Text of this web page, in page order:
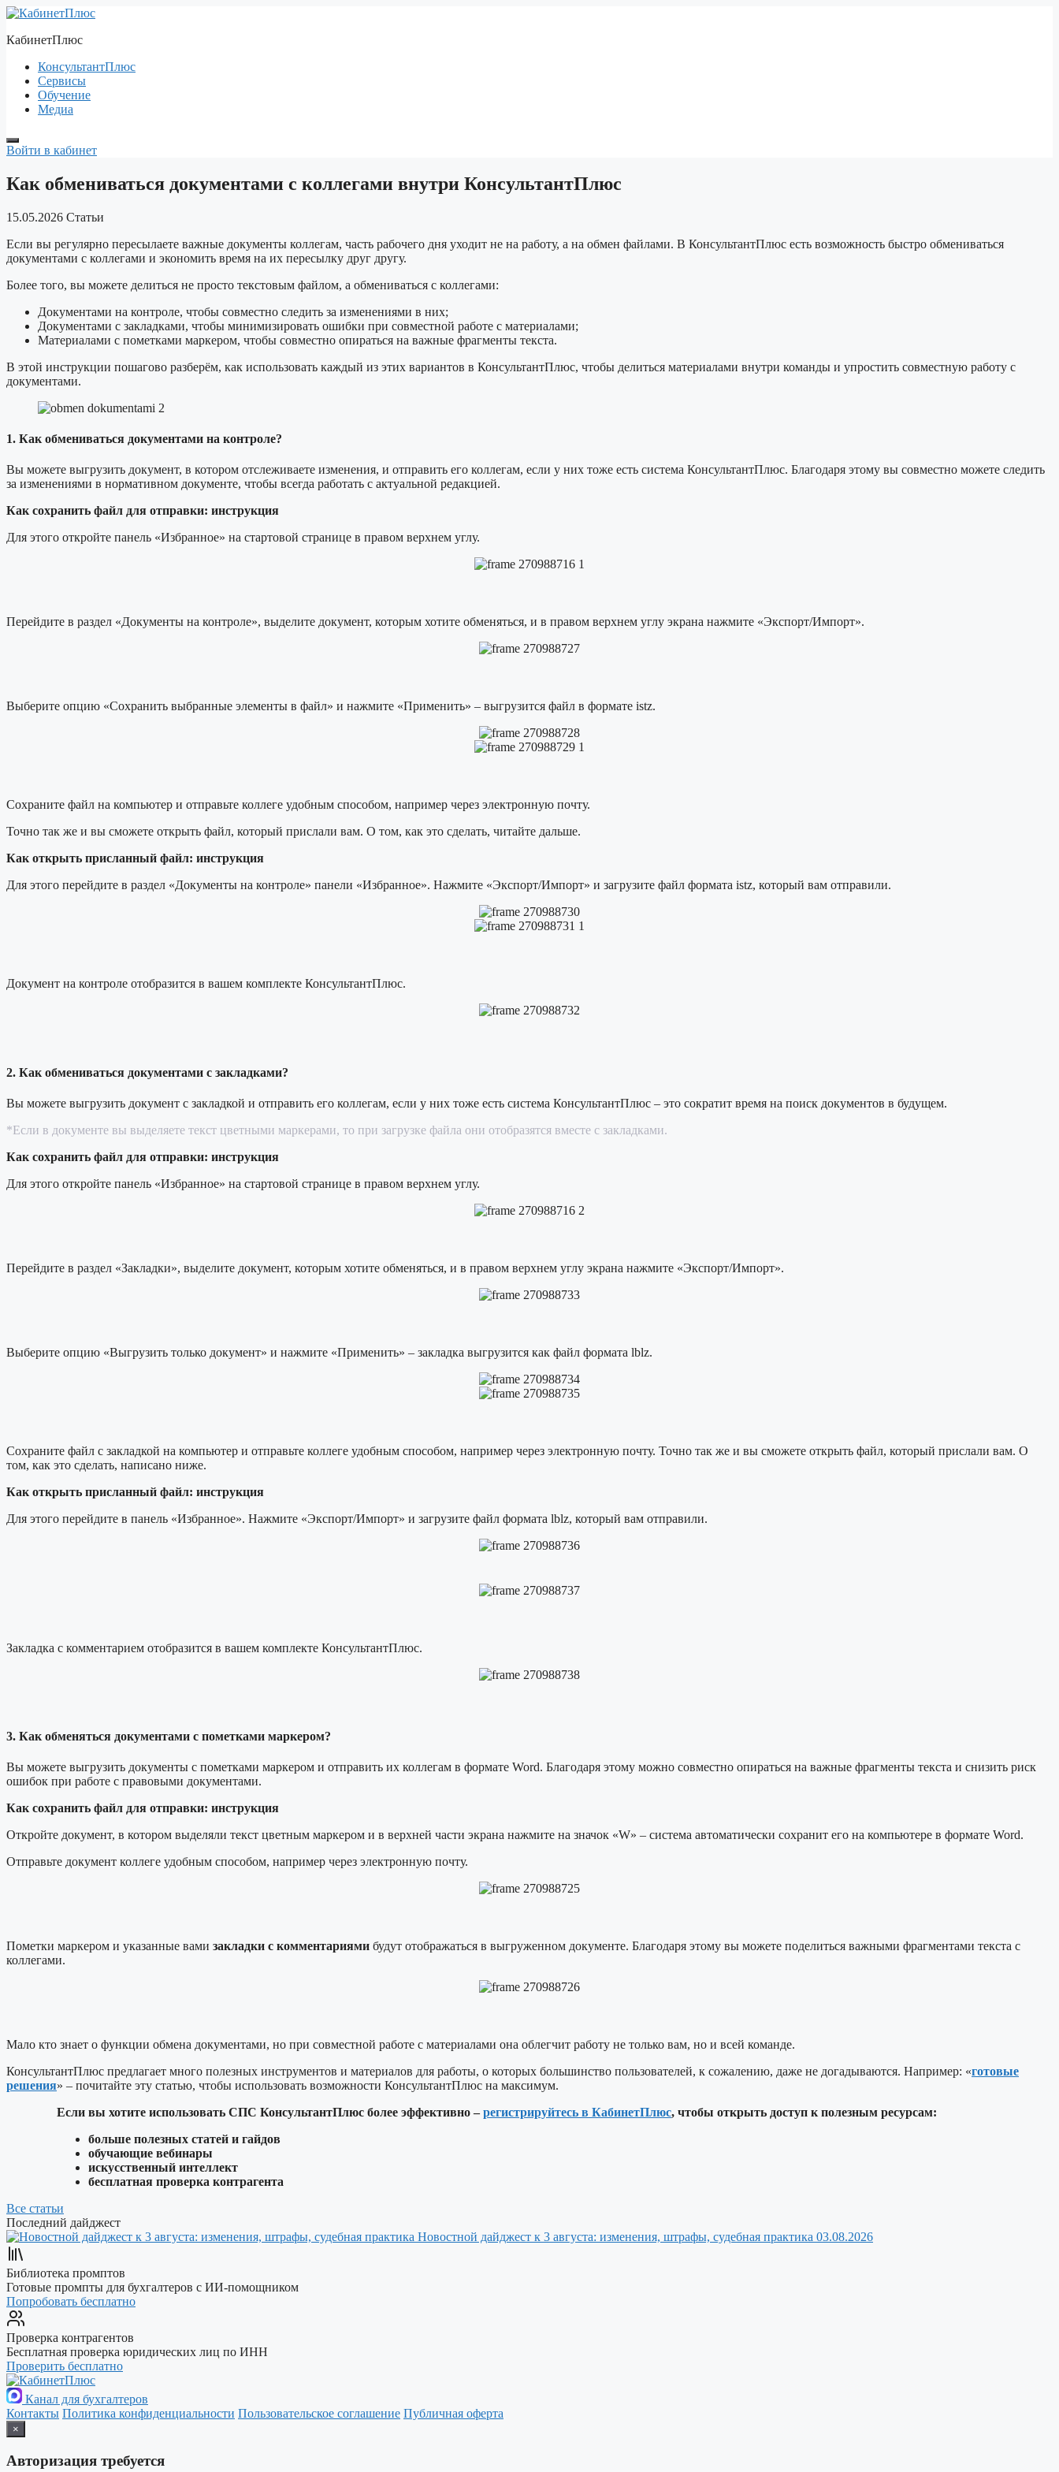
Перейти
содержимому
КабинетПлюс
КонсультантПлюс
Сервисы
Обучение
Медиа
Войти в кабинет
Как обмениваться документами с коллегами внутри КонсультантПлюс
15.05.2026 Статьи
Если вы регулярно пересылаете важные документы коллегам, часть рабочего дня уходит не на работу, а на обмен файлами. В КонсультантПлюс есть возможность быстро обмениваться
документами с коллегами и экономить время на их пересылку друг другу.
Более того, вы можете делиться не просто текстовым файлом, а обмениваться с коллегами:
Документами на контроле, чтобы совместно следить за изменениями в них;
Документами с закладками, чтобы минимизировать ошибки при совместной работе с материалами;
Материалами с пометками маркером, чтобы совместно опираться на важные фрагменты текста.
В этой инструкции пошагово разберём, как использовать каждый из этих вариантов в КонсультантПлюс, чтобы делиться материалами внутри команды и упростить совместную работу с
документами.
1. Как обмениваться документами на контроле?
Вы можете выгрузить документ, в котором отслеживаете изменения, и отправить его коллегам, если у них тоже есть система КонсультантПлюс. Благодаря этому вы совместно можете следить
за изменениями в нормативном документе, чтобы всегда работать с актуальной редакцией.
Как сохранить файл для отправки: инструкция
Для этого откройте панель «Избранное» на стартовой странице в правом верхнем углу.
Перейдите в раздел «Документы на контроле», выделите документ, которым хотите обменяться, и в правом верхнем углу экрана нажмите «Экспорт/Импорт».
Выберите опцию «Сохранить выбранные элементы в файл» и нажмите «Применить» – выгрузится файл в формате istz.
Сохраните файл на компьютер и отправьте коллеге удобным способом, например через электронную почту.
Точно так же и вы сможете открыть файл, который прислали вам. О том, как это сделать, читайте дальше.
Как открыть присланный файл: инструкция
Для этого перейдите в раздел «Документы на контроле» панели «Избранное». Нажмите «Экспорт/Импорт» и загрузите файл формата istz, который вам отправили.
Документ на контроле отобразится в вашем комплекте КонсультантПлюс.
2. Как обмениваться документами с закладками?
Вы можете выгрузить документ с закладкой и отправить его коллегам, если у них тоже есть система КонсультантПлюс – это сократит время на поиск документов в будущем.
*Если в документе вы выделяете текст цветными маркерами, то при загрузке файла они отобразятся вместе с закладками.
Как сохранить файл для отправки: инструкция
Для этого откройте панель «Избранное» на стартовой странице в правом верхнем углу.
Перейдите в раздел «Закладки», выделите документ, которым хотите обменяться, и в правом верхнем углу экрана нажмите «Экспорт/Импорт».
Выберите опцию «Выгрузить только документ» и нажмите «Применить» – закладка выгрузится как файл формата lblz.
Сохраните файл с закладкой на компьютер и отправьте коллеге удобным способом, например через электронную почту. Точно так же и вы сможете открыть файл, который прислали вам. О
том, как это сделать, написано ниже.
Как открыть присланный файл: инструкция
Для этого перейдите в панель «Избранное». Нажмите «Экспорт/Импорт» и загрузите файл формата lblz, который вам отправили.
Закладка с комментарием отобразится в вашем комплекте КонсультантПлюс.
3. Как обменяться документами с пометками маркером?
Вы можете выгрузить документы с пометками маркером и отправить их коллегам в формате Word. Благодаря этому можно совместно опираться на важные фрагменты текста и снизить риск
ошибок при работе с правовыми документами.
Как сохранить файл для отправки: инструкция
Откройте документ, в котором выделяли текст цветным маркером и в верхней части экрана нажмите на значок «W» – система автоматически сохранит его на компьютере в формате Word.
Отправьте документ коллеге удобным способом, например через электронную почту.
Пометки маркером и указанные вами закладки с комментариями будут отображаться в выгруженном документе. Благодаря этому вы можете поделиться важными фрагментами текста с
коллегами.
Мало кто знает о функции обмена документами, но при совместной работе с материалами она облегчит работу не только вам, но и всей команде.
КонсультантПлюс предлагает много полезных инструментов и материалов для работы, о которых большинство пользователей, к сожалению, даже не догадываются. Например: «готовые
решения» – почитайте эту статью, чтобы использовать возможности КонсультантПлюс на максимум.
Если вы хотите использовать СПС КонсультантПлюс более эффективно –регистрируйтесь в КабинетПлюс, чтобы открыть доступ к полезным ресурсам:
больше полезных статей и гайдов
обучающие вебинары
искусственный интеллект
бесплатная проверка контрагента
Все статьи
Последний дайджест
Новостной дайджест к 3 августа: изменения, штрафы, судебная практика 03.08.2026
Библиотека промптов
Готовые промпты для бухгалтеров с ИИ-помощником
Попробовать бесплатно
Проверка контрагентов
Бесплатная проверка юридических лиц по ИНН
Проверить бесплатно
Канал для бухгалтеров
Контакты Политика конфиденциальности Пользовательское соглашение Публичная оферта
×
Авторизация требуется